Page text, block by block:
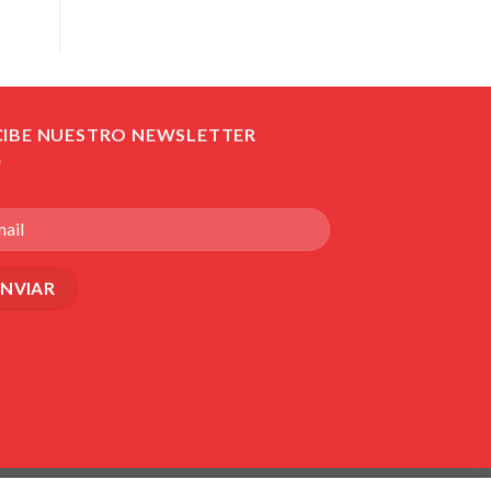
NUESTRO NEWSLETTER